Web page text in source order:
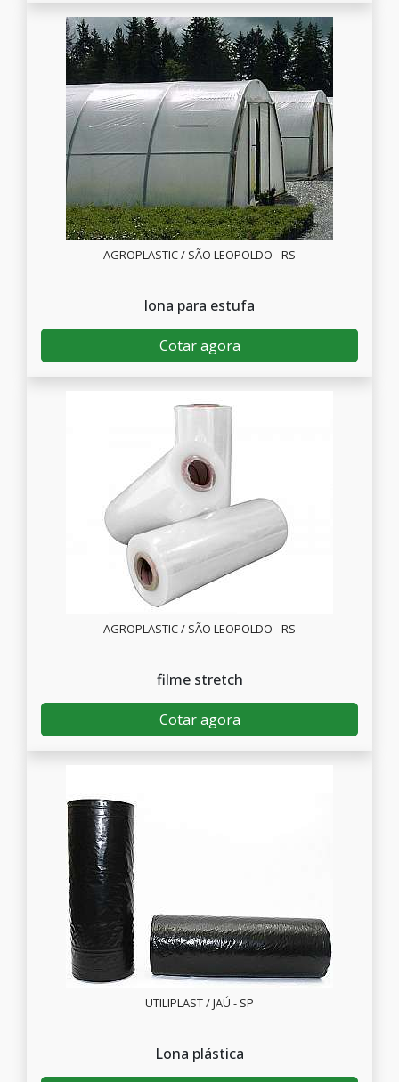
AGROPLASTIC / SÃO LEOPOLDO - RS
lona para estufa
Cotar agora
AGROPLASTIC / SÃO LEOPOLDO - RS
filme stretch
Cotar agora
UTILIPLAST / JAÚ - SP
Lona plástica